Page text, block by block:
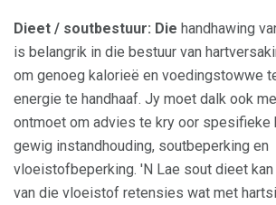
Dieet / soutbestuur: Die handhawing
is belangrik in die bestuur van
om genoeg kalorieë en voedingstowwe
energie te handhaaf. Jy moet dalk ook
ontmoet om advies te kry oor
gewig instandhouding, soutbeperking en
vloeistofbeperking. 'N Lae sout dieet
van die vloeistof retensies wat met